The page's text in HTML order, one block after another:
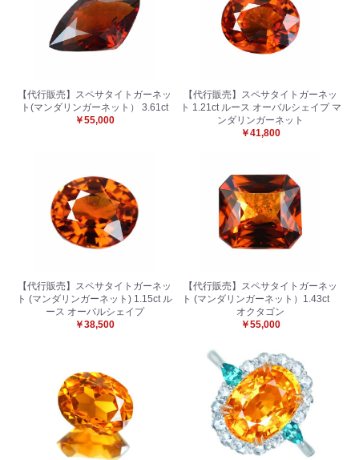
【代行販売】スペサタイトガーネッ
ト(マンダリンガーネット） 3.61ct
￥55,000
【代行販売】スペサタイトガーネッ
ト 1.21ct ルース オーバルシェイプ マ
ンダリンガーネット
￥41,800
【代行販売】スペサタイトガーネッ
ト (マンダリンガーネット) 1.15ct ル
ース オーバルシェイプ
￥38,500
【代行販売】スペサタイトガーネッ
ト (マンダリンガーネット）1.43ct
オクタゴン
￥55,000
お買い物を続ける カートへ進む